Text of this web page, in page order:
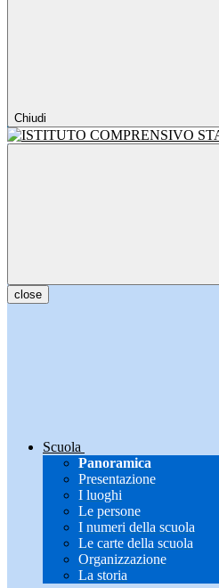
Chiudi
close
Scuola
Panoramica
Presentazione
I luoghi
Le persone
I numeri della scuola
Le carte della scuola
Organizzazione
La storia